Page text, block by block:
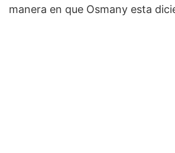
manera en que Osmany esta